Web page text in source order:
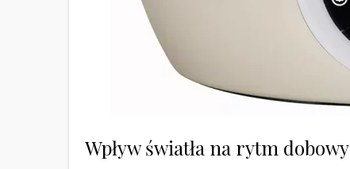
Wpływ światła na rytm dobowy